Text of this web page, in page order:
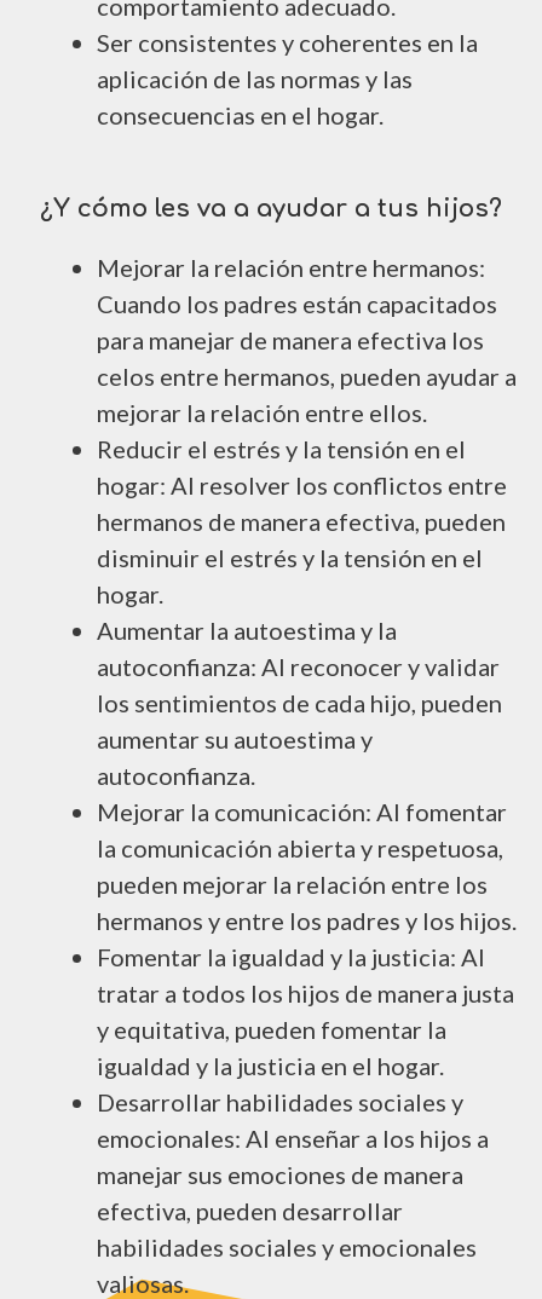
comportamiento adecuado.
Ser consistentes y coherentes en la
aplicación de las normas y las
consecuencias en el hogar.
¿Y cómo les va a ayudar a tus hijos?
Mejorar la relación entre hermanos:
Cuando los padres están capacitados
para manejar de manera efectiva los
celos entre hermanos, pueden ayudar a
mejorar la relación entre ellos.
Reducir el estrés y la tensión en el
hogar: Al resolver los conflictos entre
hermanos de manera efectiva, pueden
disminuir el estrés y la tensión en el
hogar.
Aumentar la autoestima y la
autoconfianza: Al reconocer y validar
los sentimientos de cada hijo, pueden
aumentar su autoestima y
autoconfianza.
Mejorar la comunicación: Al fomentar
la comunicación abierta y respetuosa,
pueden mejorar la relación entre los
hermanos y entre los padres y los hijos.
Fomentar la igualdad y la justicia: Al
tratar a todos los hijos de manera justa
y equitativa, pueden fomentar la
igualdad y la justicia en el hogar.
Desarrollar habilidades sociales y
emocionales: Al enseñar a los hijos a
manejar sus emociones de manera
efectiva, pueden desarrollar
habilidades sociales y emocionales
valiosas.